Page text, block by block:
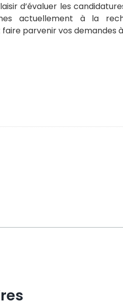
d’évaluer les
actuellement à la
parvenir vos demandes à